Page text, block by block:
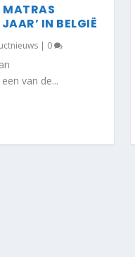
MATRAS
IN BELGIË
| 0
van de...